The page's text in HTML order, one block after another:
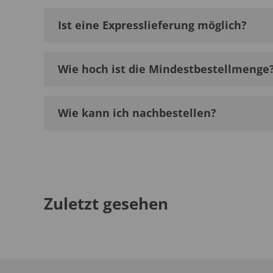
Ist eine Expresslieferung möglich?
Wie hoch ist die
Wie kann ich nachbestellen?
Zuletzt gesehen